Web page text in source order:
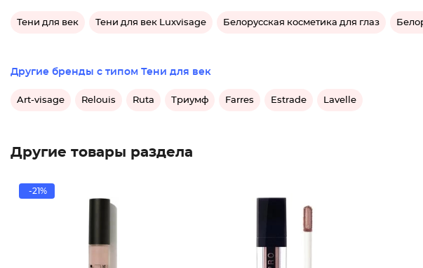
Тени для век Тени для век Luxvisage Белорусская косметика для глаз
Другие бренды с типом Тени для век
Art-visage Relouis Ruta Триумф Farres Estrade Lavelle
Другие товары раздела
-21%